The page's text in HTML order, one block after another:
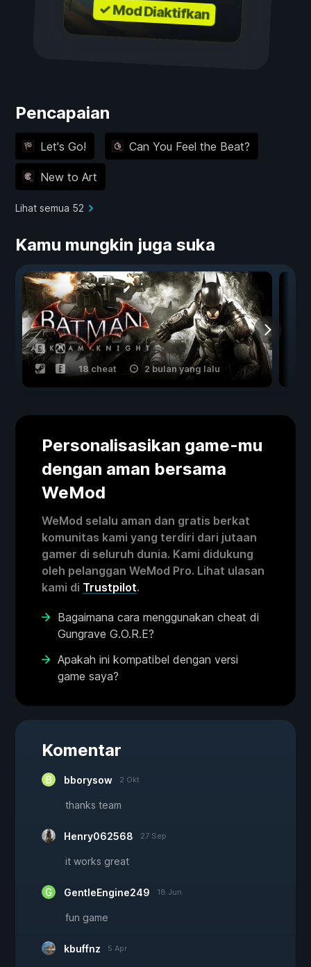
✓ Mod Diaktifkan
Pencapaian
Let's Go! Can You Feel the Beat?
New to Art
Lihat semua 52
Kamu mungkin juga suka
18 cheat 2 bulan yang lalu
Personalisasikan game-mu
dengan aman bersama
WeMod
WeMod selalu aman dan gratis berkat
komunitas kami yang terdiri dari jutaan
gamer di seluruh dunia. Kami didukung
oleh pelanggan WeMod Pro. Lihat ulasan
kami di Trustpilot.
Bagaimana cara menggunakan cheat di
Gungrave G.O.R.E?
Apakah ini kompatibel dengan versi
game saya?
Komentar
bborysow 2 Okt
thanks team
Henry062568 27 Sep
it works great
GentleEngine249 18 Jun
fun game
kbuffnz 5 Apr